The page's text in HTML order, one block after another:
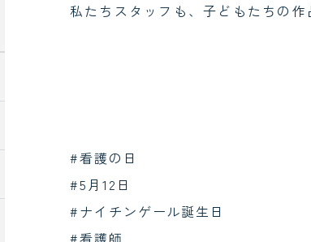
私たちスタッフも、子どもたちの
#看護の日
#5月12日
#ナイチンゲール誕生日
#看護師